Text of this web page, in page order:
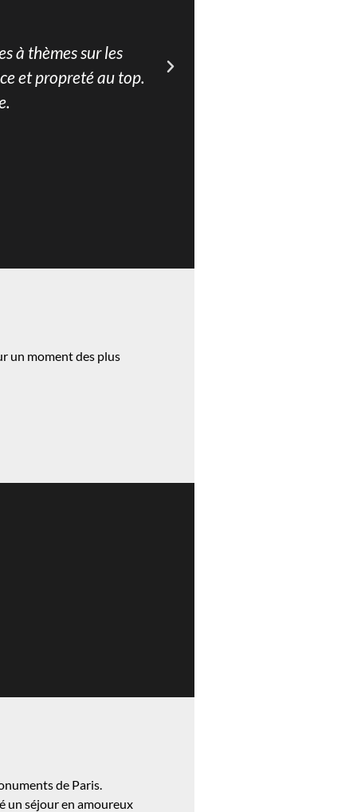
à thèmes sur les
et propreté au top.
un moment des plus
de Paris.
un séjour en amoureux